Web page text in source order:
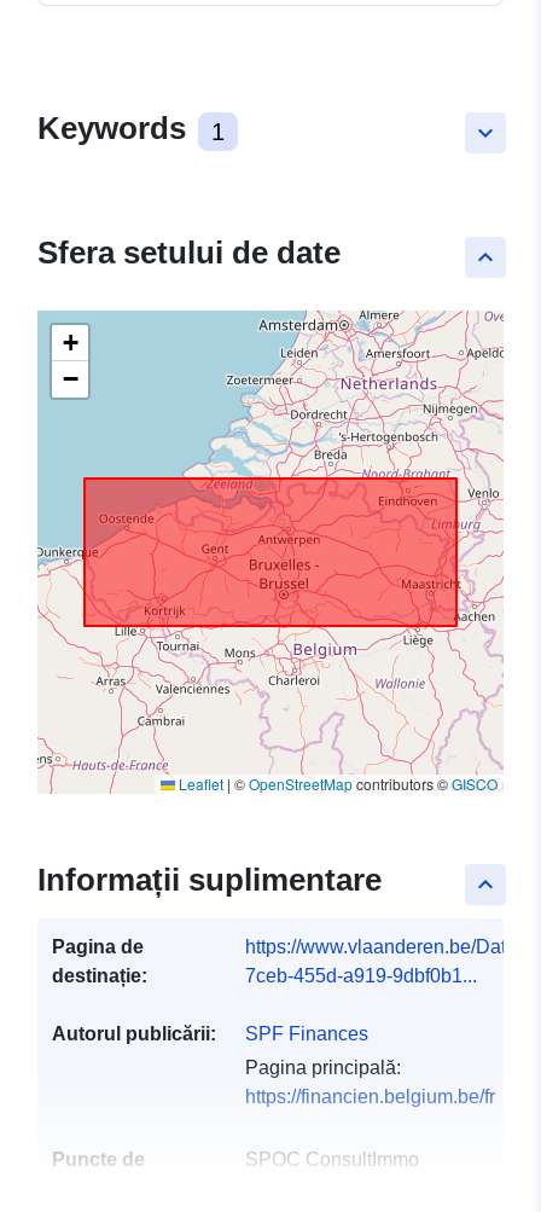
keyboard_arrow_down
Keywords 1
keyboard_arrow_up
Sfera setului de date
+
−
Leaflet | ©OpenStreetMapcontributors ©GISCO
keyboard_arrow_up
Informații suplimentare
Pagina de
destinație:
https://www.vlaanderen.be/
7ceb-455d-a919-9dbf0b1...
Autorul publicării:
SPF Finances
Pagina principală:
https://financien.belgium.be/fr
Puncte de
SPOC ConsultImmo